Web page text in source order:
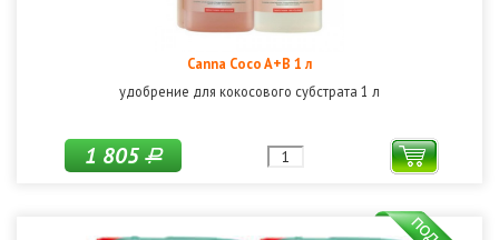
Canna Coco A+B 1 л
удобрение для кокосового субстрата 1 л
1 805Р